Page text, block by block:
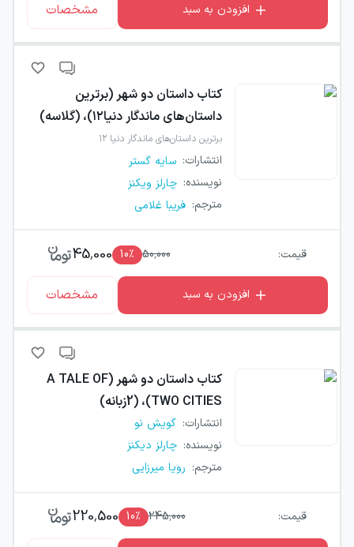
افزودن به سبد مشخصات
کتاب داستان دو شهر (برترین
داستان‌های ماندگار دنیا۱۲)، (گلاسه)
برترین داستان‌های ماندگار دنیا ۱۲
انتشارات: سایه گستر
نویسنده: چارلز ویکنز
مترجم: فریبا غلامی
قیمت: 50,000
10٪ 45,000
افزودن به سبد مشخصات
کتاب
داستان دو شهر (A TALE OF
TWO CITIES)، (2زبانه)
انتشارات: گویش نو
نویسنده: چارلز دیکنز
مترجم: رویا میرزایی
قیمت: 245,000
10٪ 220,500